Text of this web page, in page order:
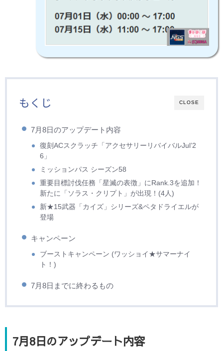
CLOSE
もくじ
7月8日のアップデート内容
復刻ACスクラッチ「アクセサリーリバイバルJul’2
6」
ミッションパス シーズン58
重要目標討伐任務「星滅の表徴」にRank.3を追加！
新たに「ソラス・クリプト」が出現！(4人)
新★15武器「カイズ」シリーズ&ペタドライエルが
登場
キャンペーン
ブーストキャンペーン (ワッショイ★サマーナイ
ト！)
7月8日までに終わるもの
7月8日のアップデート内容